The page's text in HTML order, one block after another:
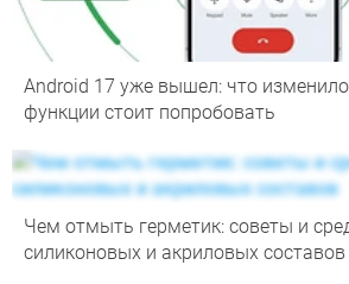
Android 17 уже вышел: что
функции стоит попробовать
Чем отмыть герметик: советы и
силиконовых и акриловых составов